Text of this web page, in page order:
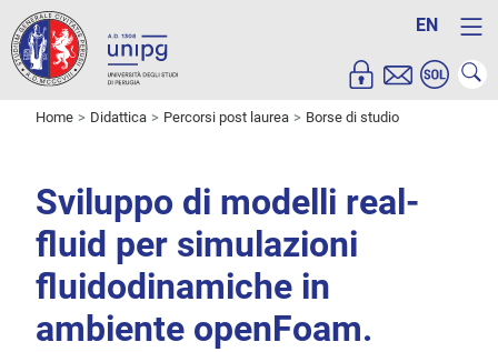
EN
Home Didattica Percorsi post laurea Borse di studio
Sviluppo di modelli real-
fluid per simulazioni
fluidodinamiche in
ambiente openFoam.